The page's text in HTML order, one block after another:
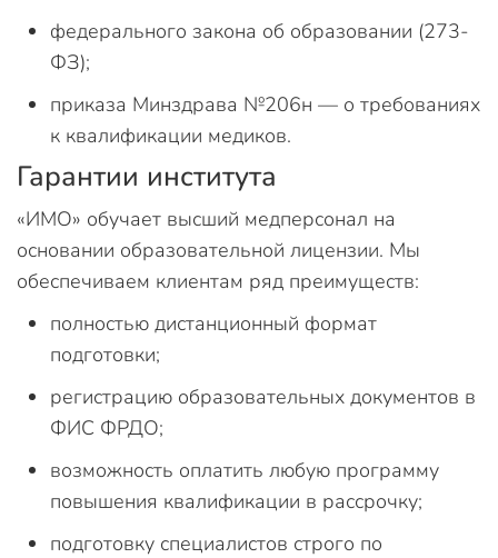
федерального закона об образовании (273-
ФЗ);
приказа Минздрава №206н — о требованиях
к квалификации медиков.
Гарантии института
«ИМО» обучает высший медперсонал на
основании образовательной лицензии. Мы
обеспечиваем клиентам ряд преимуществ:
полностью дистанционный формат
подготовки;
регистрацию образовательных документов в
ФИС ФРДО;
возможность оплатить любую программу
повышения квалификации в рассрочку;
подготовку специалистов строго по